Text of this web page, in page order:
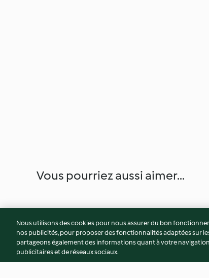
Vous pourriez aussi aimer...
Nous utilisons des cookies pour nous assurer du bon
nos publicités, pour proposer des fonctionnalités adaptées sur
partageons également des informations quant à votre
publicitaires et de réseaux sociaux.